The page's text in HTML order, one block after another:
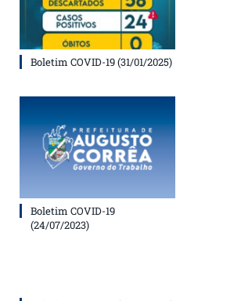
Boletim COVID-19 (31/01/2025)
Boletim COVID-19
(24/07/2023)